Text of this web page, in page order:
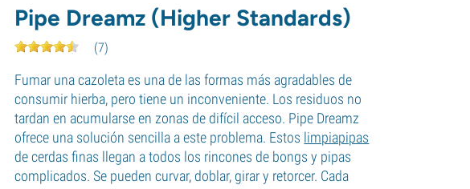
Pipe Dreamz (Higher Standards)
(7)
Fumar una cazoleta es una de las formas más agradables de
consumir hierba, pero tiene un inconveniente. Los residuos no
tardan en acumularse en zonas de difícil acceso. Pipe Dreamz
ofrece una solución sencilla a este problema. Estos limpiapipas
de cerdas finas llegan a todos los rincones de bongs y pipas
complicados. Se pueden curvar, doblar, girar y retorcer. Cada